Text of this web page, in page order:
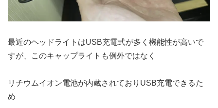
最近のヘッドライトはUSB充電式が多く機能性が高いで
すが、このキャップライトも例外ではなく
リチウムイオン電池が内蔵されておりUSB充電できるた
め